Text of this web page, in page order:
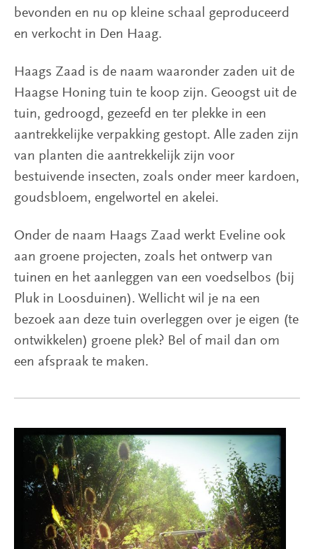
bevonden en nu op kleine schaal geproduceerd
en verkocht in Den Haag.
Haags Zaad is de naam waaronder zaden uit de
Haagse Honing tuin te koop zijn. Geoogst uit de
tuin, gedroogd, gezeefd en ter plekke in een
aantrekkelijke verpakking gestopt. Alle zaden zijn
van planten die aantrekkelijk zijn voor
bestuivende insecten, zoals onder meer kardoen,
goudsbloem, engelwortel en akelei.
Onder de naam Haags Zaad werkt Eveline ook
aan groene projecten, zoals het ontwerp van
tuinen en het aanleggen van een voedselbos (bij
Pluk in Loosduinen). Wellicht wil je na een
bezoek aan deze tuin overleggen over je eigen (te
ontwikkelen) groene plek? Bel of mail dan om
een afspraak te maken.